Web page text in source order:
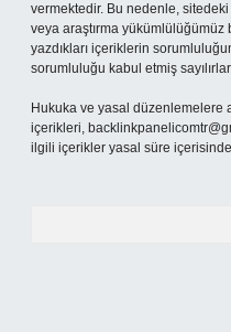
vermektedir. Bu nedenle,
veya araştırma yükümlülüğümüz
yazdıkları içeriklerin
sorumluluğu kabul etmiş
Hukuka ve yasal düzenlemelere
içerikleri,
ilgili içerikler yasal süre içerisinde